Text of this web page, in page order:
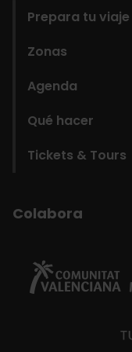
Prepara tu viaje
Zonas
Agenda
Qué hacer
Tickets & Tours
Colabora